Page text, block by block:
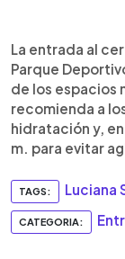
La entrada al
Parque
de los espacios
recomienda a
hidratación y,
m. para evitar
TAGS: Luciana
CATEGORIA: